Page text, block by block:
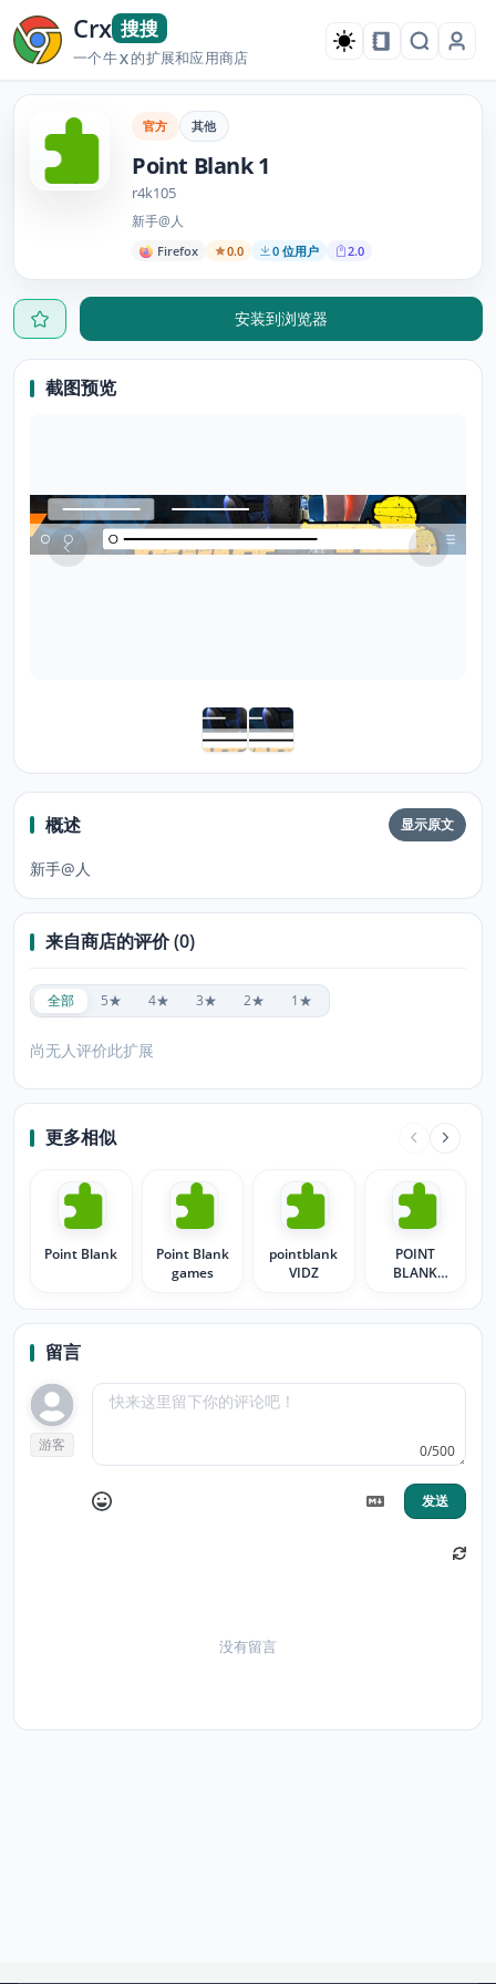
Crx 搜搜
一个牛X的扩展和应用商店
官方 其他
Point Blank 1
r4k105
新手@人
Firefox 0.0 0 位用户 2.0
安装到浏览器
截图预览
概述 显示原文
新手@人
来自商店的评价 (0)
全部 5★ 4★ 3★ 2★ 1★
尚无人评价此扩展
更多相似
Point Blank
Point Blank
games
pointblank
VIDZ
POINT
BLANK
留言
游客 0/500
发送
没有留言